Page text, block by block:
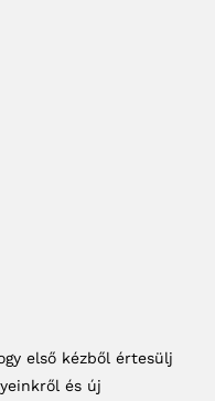
első kézből értesülj
és új